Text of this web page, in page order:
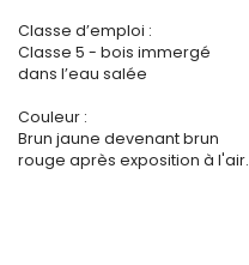
Classe d’emploi :
Classe 5 - bois immergé
dans l’eau salée
Couleur :
Brun jaune devenant brun
rouge après exposition à l'air.